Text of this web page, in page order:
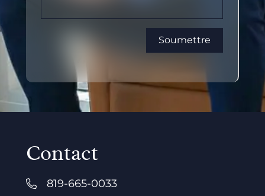
Contact
819-665-0033